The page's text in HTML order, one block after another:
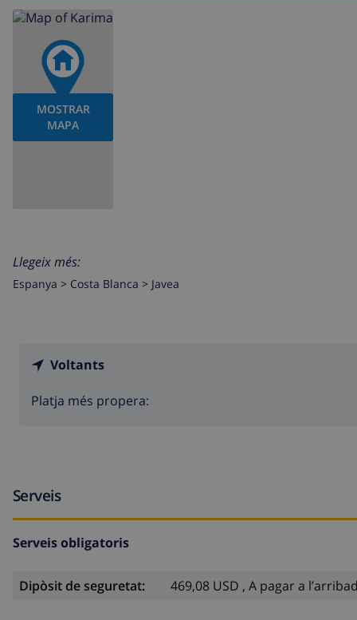
MOSTRAR
MAPA
Llegeix més:
Espanya > Costa Blanca > Javea
Voltants
Platja més propera:
Serveis
Serveis obligatoris
Dipòsit de seguretat: 469,08 USD , A pagar a